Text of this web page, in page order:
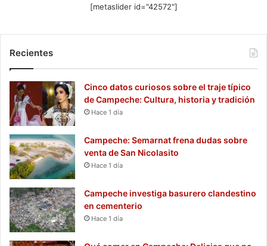
[metaslider id="42572"]
Recientes
Cinco datos curiosos sobre el traje típico
de Campeche: Cultura, historia y tradición
Hace 1 día
Campeche: Semarnat frena dudas sobre
venta de San Nicolasito
Hace 1 día
Campeche investiga basurero clandestino
en cementerio
Hace 1 día